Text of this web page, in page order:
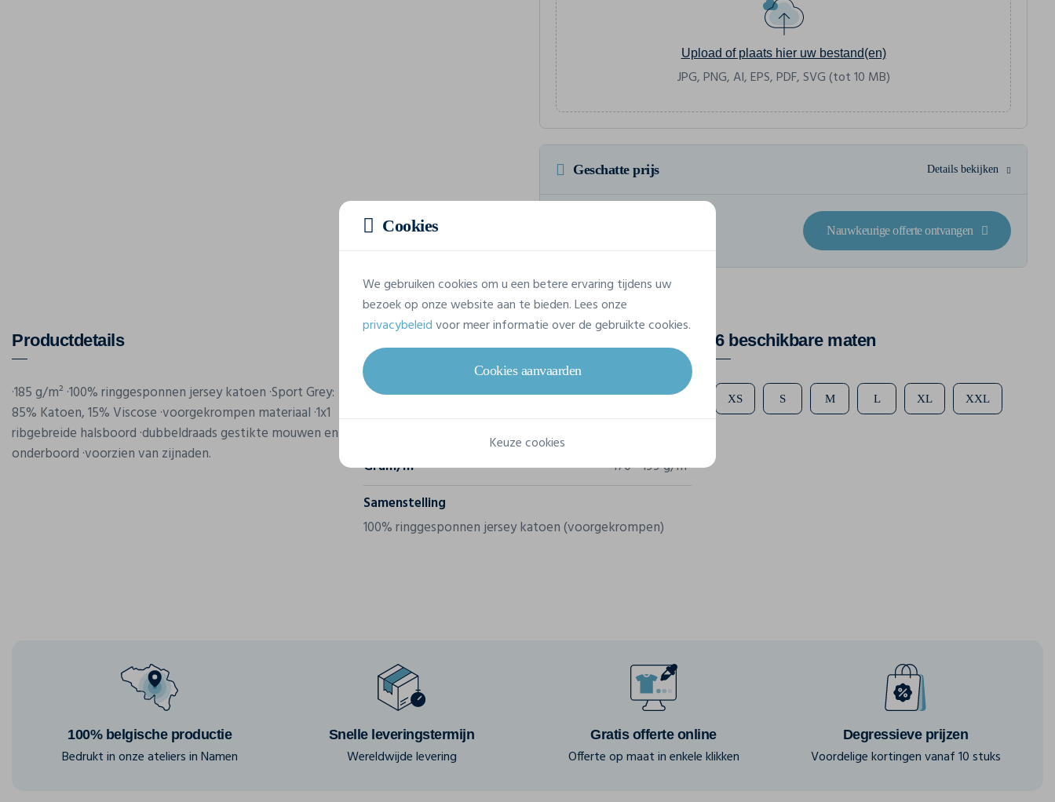
Upload of plaats hier uw bestand(en)
JPG, PNG, AI, EPS, PDF, SVG (tot 10 MB)
Geschatte prijs Details bekijken
Nauwkeurige offerte ontvangen
Productdetails
·185 g/m² ·100% ringgesponnen jersey katoen ·Sport Grey:
85% Katoen, 15% Viscose ·voorgekrompen materiaal ·1x1
ribgebreide halsboord ·dubbeldraads gestikte mouwen en
onderboord ·voorzien van zijnaden.
Merk
B&C
Gram/m²
170 - 199 g/m²
Samenstelling
100% ringgesponnen jersey katoen (voorgekrompen)
6 beschikbare maten
XS S M L XL XXL
100% belgische productie
Bedrukt in onze ateliers in Namen
Snelle leveringstermijn
Wereldwijde levering
Gratis offerte online
Offerte op maat in enkele klikken
Degressieve prijzen
Voordelige kortingen vanaf 10 stuks
Cookies
We gebruiken cookies om u een betere ervaring tijdens uw
bezoek op onze website aan te bieden. Lees onze
privacybeleidvoor meer informatie over de gebruikte cookies.
Cookies aanvaarden
Keuze cookies